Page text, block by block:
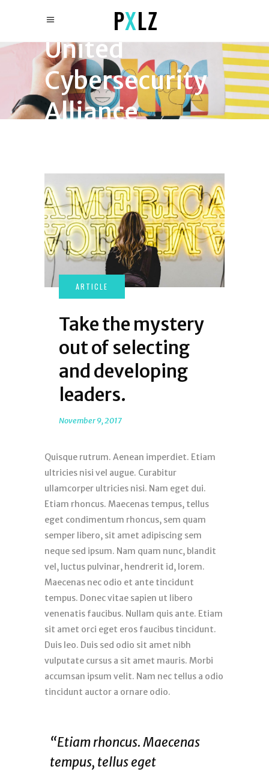
United
Cybersecurity
Alliance
Take the mystery
out of selecting
and developing
leaders.
November 9, 2017
Quisque rutrum. Aenean imperdiet. Etiam
ultricies nisi vel augue. Curabitur
ullamcorper ultricies nisi. Nam eget dui.
Etiam rhoncus. Maecenas tempus, tellus
eget condimentum rhoncus, sem quam
semper libero, sit amet adipiscing sem
neque sed ipsum. Nam quam nunc, blandit
vel, luctus pulvinar, hendrerit id, lorem.
Maecenas nec odio et ante tincidunt
tempus. Donec vitae sapien ut libero
venenatis faucibus. Nullam quis ante. Etiam
sit amet orci eget eros faucibus tincidunt.
Duis leo. Duis sed odio sit amet nibh
vulputate cursus a sit amet mauris. Morbi
accumsan ipsum velit. Nam nec tellus a odio
tincidunt auctor a ornare odio.
“Etiam rhoncus. Maecenas
tempus, tellus eget